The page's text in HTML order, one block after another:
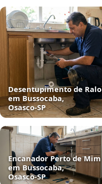
Desentupimento de Ralo
em Bussocaba,
Osasco‑SP
Encanador Perto de Mim
em Bussocaba,
Osasco‑SP